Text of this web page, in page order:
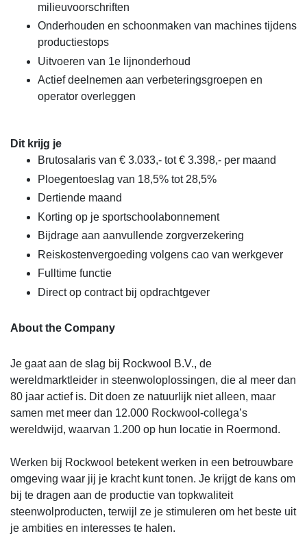
milieuvoorschriften
Onderhouden en schoonmaken van machines tijdens
productiestops
Uitvoeren van 1e lijnonderhoud
Actief deelnemen aan verbeteringsgroepen en
operator overleggen
Dit krijg je
Brutosalaris van € 3.033,- tot € 3.398,- per maand
Ploegentoeslag van 18,5% tot 28,5%
Dertiende maand
Korting op je sportschoolabonnement
Bijdrage aan aanvullende zorgverzekering
Reiskostenvergoeding volgens cao van werkgever
Fulltime functie
Direct op contract bij opdrachtgever
About the Company
Je gaat aan de slag bij Rockwool B.V., de
wereldmarktleider in steenwoloplossingen, die al meer dan
80 jaar actief is. Dit doen ze natuurlijk niet alleen, maar
samen met meer dan 12.000 Rockwool-collega’s
wereldwijd, waarvan 1.200 op hun locatie in Roermond.
Werken bij Rockwool betekent werken in een betrouwbare
omgeving waar jij je kracht kunt tonen. Je krijgt de kans om
bij te dragen aan de productie van topkwaliteit
steenwolproducten, terwijl ze je stimuleren om het beste uit
je ambities en interesses te halen.